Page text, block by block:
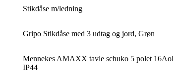
Stikdåse m/ledning
Gripo Stikdåse med 3 udtag og jord, Grøn
Mennekes AMAXX tavle schuko 5 polet 16Aol
IP44